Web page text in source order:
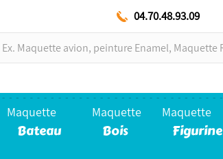
04.70.48.93.09
Maquette
Bateau
Maquette
Bois
Maquette
Figurine